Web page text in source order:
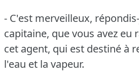
- C'est merveilleux,
capitaine, que vous avez eu
cet agent, qui est destiné à
l'eau et la vapeur.